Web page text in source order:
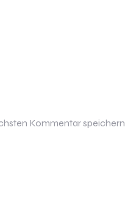
Kommentar speichern.